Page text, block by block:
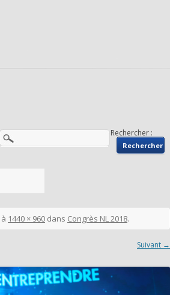
Rechercher :
à 1440 × 960 dans Congrès NL 2018.
Suivant →